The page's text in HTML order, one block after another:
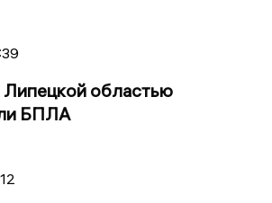
областью
БПЛА